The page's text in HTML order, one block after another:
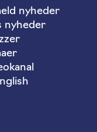
nyheder
nyheder